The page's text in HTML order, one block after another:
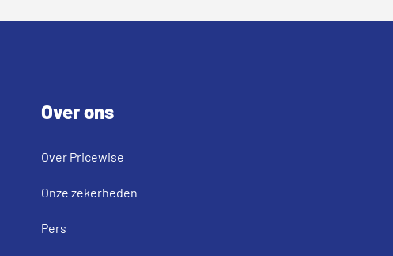
Over ons
Over Pricewise
Onze zekerheden
Pers